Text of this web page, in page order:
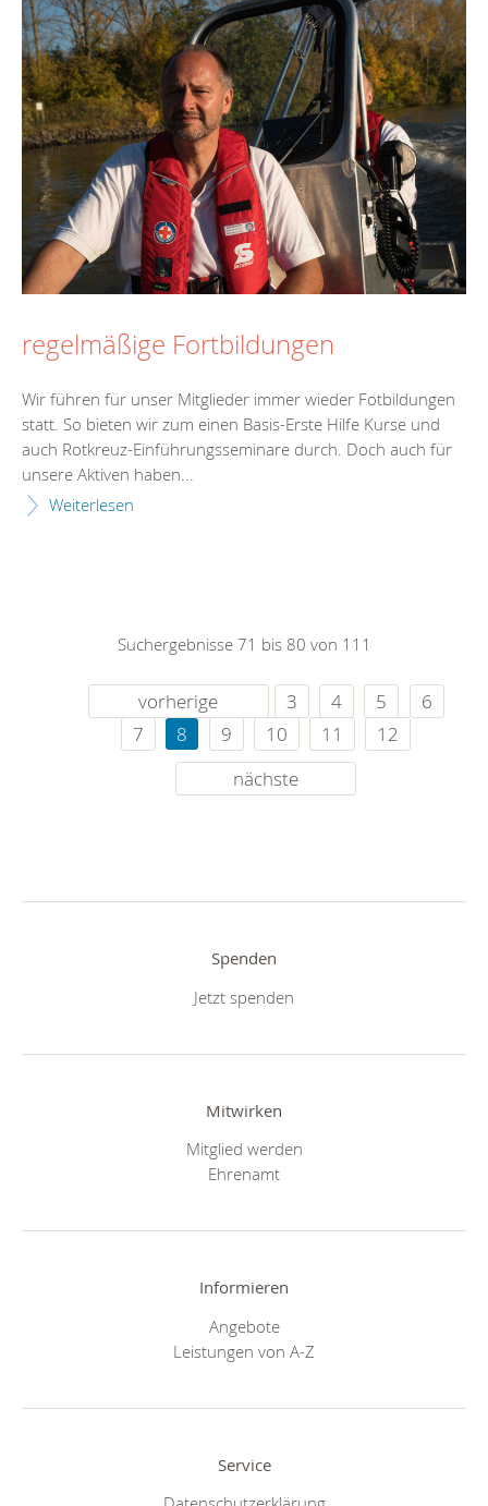
regelmäßige Fortbildungen
Wir führen für unser Mitglieder immer wieder Fotbildungen
statt. So bieten wir zum einen Basis-Erste Hilfe Kurse und
auch Rotkreuz-Einführungsseminare durch. Doch auch für
unsere Aktiven haben...
Weiterlesen
Suchergebnisse 71 bis 80 von 111
vorherige 3 4 5
6
7
8 9 10 11
12
nächste
Spenden
Jetzt spenden
Mitwirken
Mitglied werden
Ehrenamt
Informieren
Angebote
Leistungen von A-Z
Service